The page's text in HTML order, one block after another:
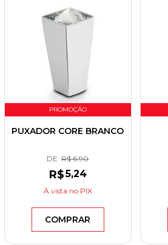
PROMOÇÃO
PUXADOR CORE BRANCO
DE:R$ 6.90
R$5,24
À vista no PIX
COMPRAR